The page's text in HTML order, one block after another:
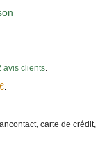
avis clients.
.
carte de crédit,